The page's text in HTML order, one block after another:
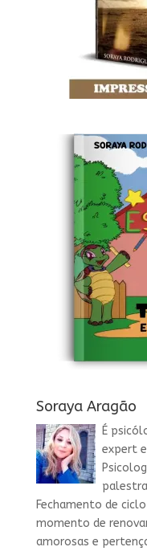
Soraya Aragão
É
expert
Fechamento de
momento de
amorosas e